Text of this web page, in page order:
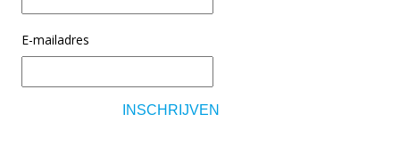
E-mailadres